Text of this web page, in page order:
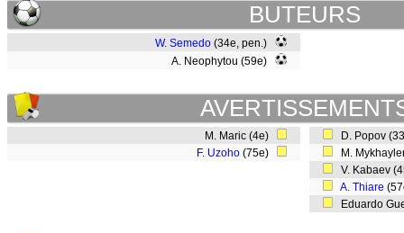
BUTEURS
W. Semedo (34e, pen.)
A. Neophytou (59e)
M. Maric (4e)
F. Uzoho (75e)
D. Popov
M.
V. Kabaev
A. Thiare
Eduardo